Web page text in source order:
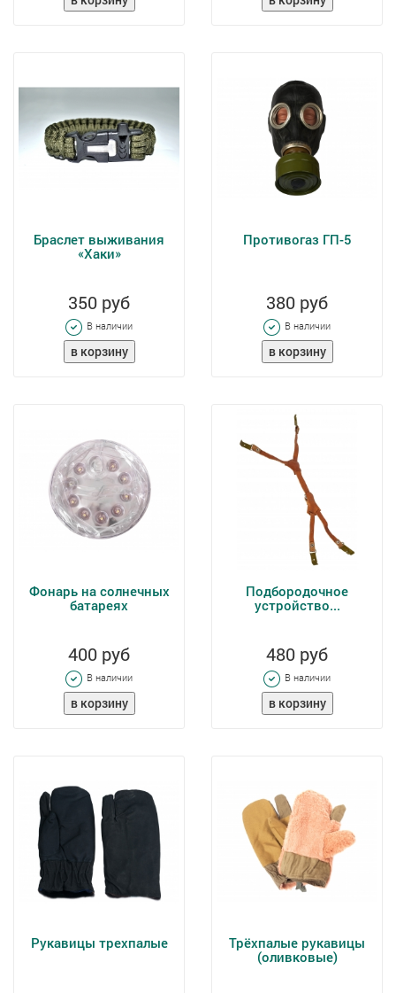
Браслет выживания
«Хаки»
350 руб
В наличии
Противогаз ГП-5
380 руб
В наличии
Фонарь на солнечных
батареях
400 руб
В наличии
Подбородочное
устройство...
480 руб
В наличии
Рукавицы трехпалые
Трёхпалые рукавицы
(оливковые)